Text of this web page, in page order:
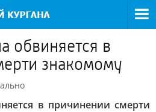
обвиняется в
знакомому
в причинении смерти